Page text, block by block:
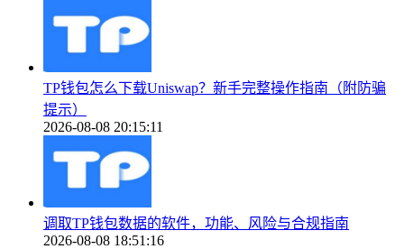
TP钱包怎么下载Uniswap？新手完整操作指南（附防骗
提示）
2026-08-08 20:15:11
调取TP钱包数据的软件，功能、风险与合规指南
2026-08-08 18:51:16